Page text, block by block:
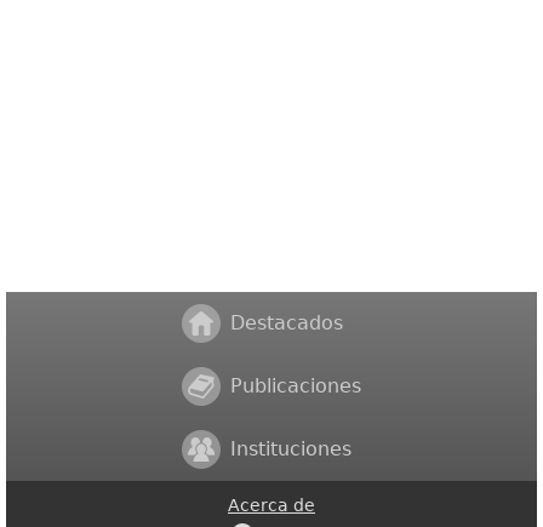
Destacados
Publicaciones
Instituciones
Acerca de